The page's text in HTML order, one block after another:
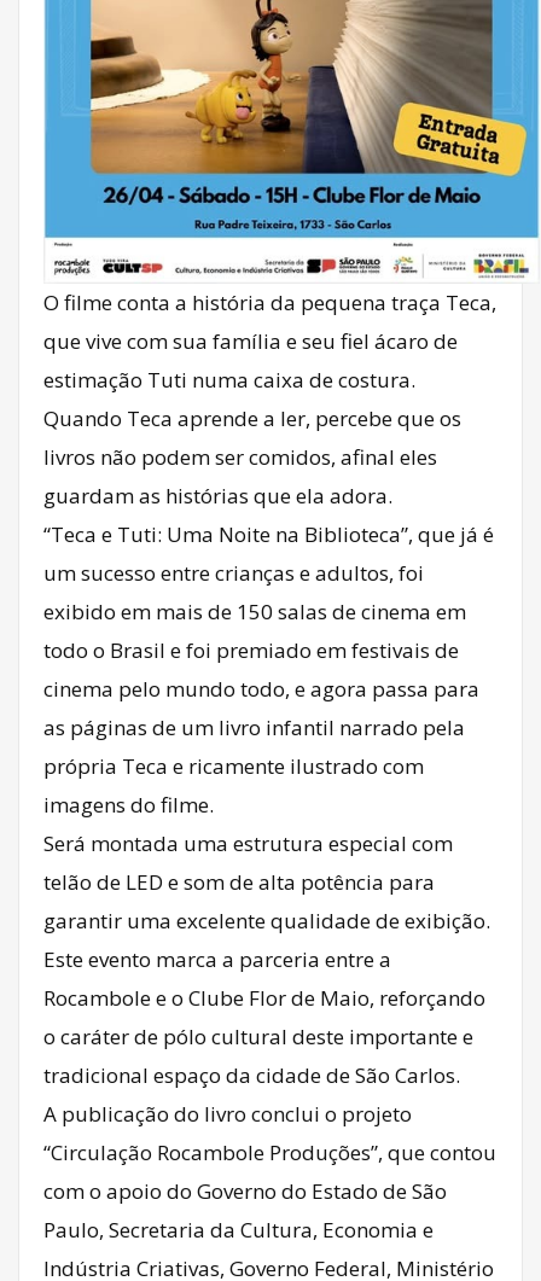
O filme conta a história da pequena traça Teca,
que vive com sua família e seu fiel ácaro de
estimação Tuti numa caixa de costura.
Quando Teca aprende a ler, percebe que os
livros não podem ser comidos, afinal eles
guardam as histórias que ela adora.
“Teca e Tuti: Uma Noite na Biblioteca”, que já é
um sucesso entre crianças e adultos, foi
exibido em mais de 150 salas de cinema em
todo o Brasil e foi premiado em festivais de
cinema pelo mundo todo, e agora passa para
as páginas de um livro infantil narrado pela
própria Teca e ricamente ilustrado com
imagens do filme.
Será montada uma estrutura especial com
telão de LED e som de alta potência para
garantir uma excelente qualidade de exibição.
Este evento marca a parceria entre a
Rocambole e o Clube Flor de Maio, reforçando
o caráter de pólo cultural deste importante e
tradicional espaço da cidade de São Carlos.
A publicação do livro conclui o projeto
“Circulação Rocambole Produções”, que contou
com o apoio do Governo do Estado de São
Paulo, Secretaria da Cultura, Economia e
Indústria Criativas, Governo Federal, Ministério